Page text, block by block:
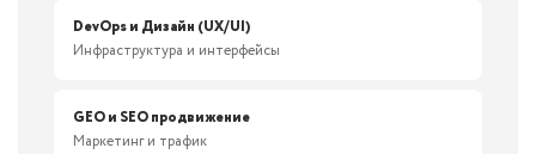
DevOps и Дизайн (UX/UI)
Инфраструктура и интерфейсы
GEO и SEO продвижение
Маркетинг и трафик